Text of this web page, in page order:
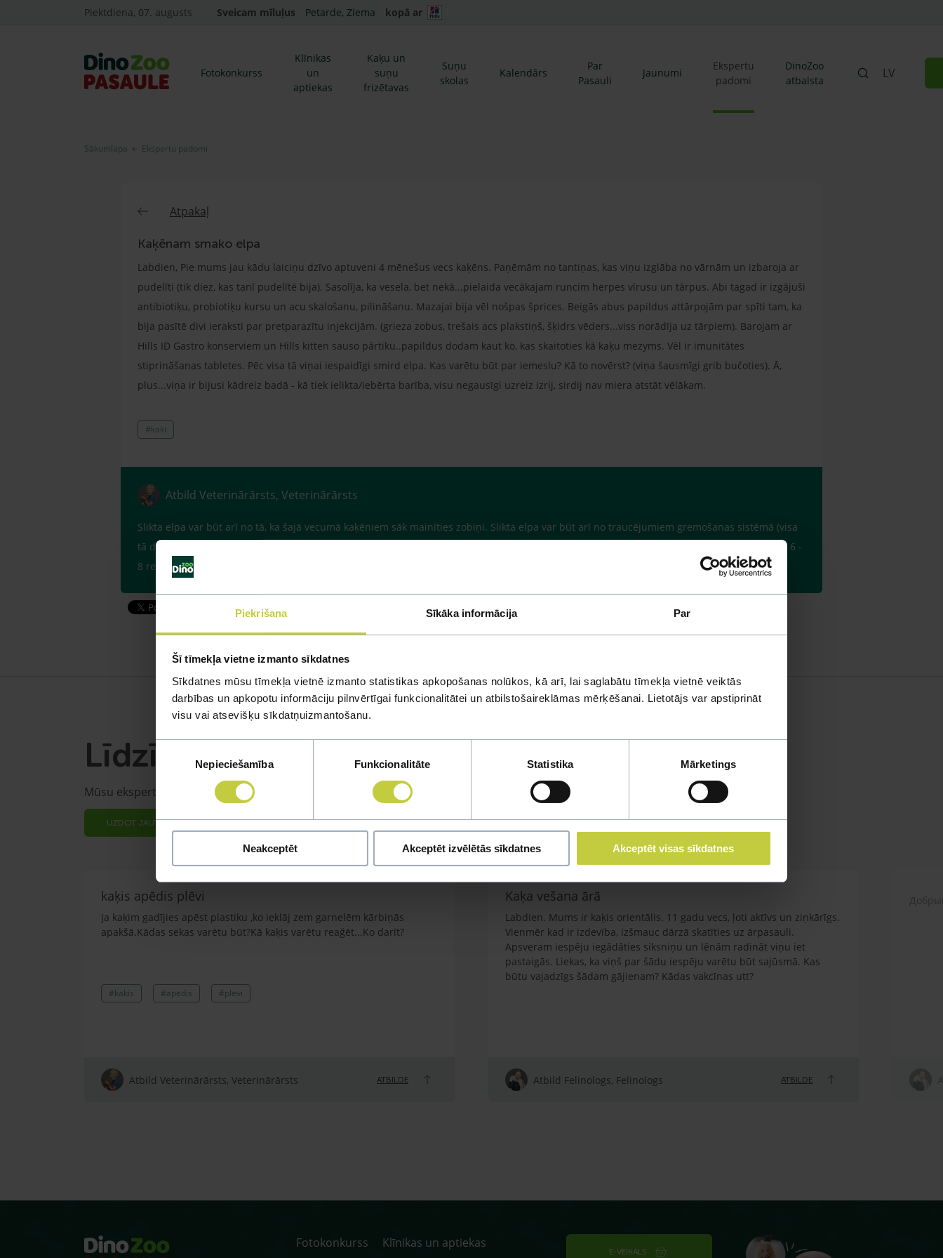
Piekrišana Sīkāka informācija Par
Šī tīmekļa vietne izmanto sīkdatnes
Sīkdatnes mūsu tīmekļa vietnē izmanto statistikas apkopošanas nolūkos, kā arī, lai saglabātu tīmekļa vietnē veiktās
darbības un apkopotu informāciju pilnvērtīgai funkcionalitātei un atbilstošaireklāmas mērķēšanai. Lietotājs var apstiprināt
visu vai atsevišķu sīkdatņuizmantošanu.
Piekrišanas
Nepieciešamība Funkcionalitāte Statistika Mārketings
Neakceptēt Akceptēt izvēlētās sīkdatnes Akceptēt visas sīkdatnes
Piektdiena, 07. augusts Sveicam mīluļus Petarde, Ziema kopā ar
Fotokonkurss
Klīnikas
un
aptiekas
Kaķu un
suņu
frizētavas
Suņu
skolas
Kalendārs
Par
Pasauli
Jaunumi
Ekspertu
padomi
DinoZoo
atbalsta
LV
Sākumlapa Ekspertu padomi
Atpakaļ
Kaķēnam smako elpa
Labdien, Pie mums jau kādu laiciņu dzīvo aptuveni 4 mēnešus vecs kaķēns. Paņēmām no tantiņas, kas viņu izglāba no vārnām un izbaroja ar
pudelīti (tik diez, kas tanī pudelītē bija). Sasolīja, ka vesela, bet nekā...pielaida vecākajam runcim herpes vīrusu un tārpus. Abi tagad ir izgājuši
antibiotiķu, probiotiķu kursu un acu skalošanu, pilināšanu. Mazajai bija vēl nošpas šprices. Beigās abus papildus attārpojām par spīti tam, ka
bija pasītē divi ieraksti par pretparazītu injekcijām. (grieza zobus, trešais acs plakstiņš, šķidrs vēders...viss norādīja uz tārpiem). Barojam ar
Hills ID Gastro konserviem un Hills kitten sauso pārtiku..papildus dodam kaut ko, kas skaitoties kā kaķu mezyms. Vēl ir imunitātes
stiprināšanas tabletes. Pēc visa tā viņai iespaidīgi smird elpa. Kas varētu būt par iemeslu? Kā to novērst? (viņa šausmīgi grib bučoties). Ā,
plus...viņa ir bijusi kādreiz badā - kā tiek ielikta/iebērta barība, visu negausīgi uzreiz izrij, sirdij nav miera atstāt vēlākam.
#kaki
Atbild Veterinārārsts, Veterinārārsts
Slikta elpa var būt arī no tā, ka šajā vecumā kaķēniem sāk mainīties zobiņi. Slikta elpa var būt arī no traucējumiem gremošanas sistēmā (visa
tā dēļ, ko kaķēns saņēmis no medikamentiem). Tas, ka kaķēns ir rijīgs - mazam esot, viņš nav uzņēmis pietiekoši barības. Ieteiktu barot pat 6 -
8 reizes dienā nelielām porcijām, lai nepārblīvētu kuņģīti un barība it kā būtu pieejama visu laiku.
Līdzīgi jautājumi
Mūsu eksperti spēs atbildēt uz jebkuru Jūsu jautājumu
UZDOT JAUTĀJUMU
kaķis apēdis plēvi
Ja kaķim gadījies apēst plastiku ,ko ieklāj zem garnelēm kārbiņās
apakšā.Kādas sekas varētu būt?Kā kaķis varētu reağēt...Ko darīt?
#kakis #apedis #plevi
Atbild Veterinārārsts, Veterinārārsts ATBILDE
Kaķa vešana ārā
Labdien. Mums ir kaķis orientālis. 11 gadu vecs, ļoti aktīvs un ziņkārīgs.
Vienmēr kad ir izdevība, izšmauc dārzā skatīties uz ārpasauli.
Apsveram iespēju iegādāties siksniņu un lēnām radināt viņu iet
pastaigās. Liekas, ka viņš par šādu iespēju varētu būt sajūsmā. Kas
būtu vajadzīgs šādam gājienam? Kādas vakcīnas utt?
Atbild Felinologs, Felinologs ATBILDE
Fotokonkurss Klīnikas un aptiekas
E-VEIKALS